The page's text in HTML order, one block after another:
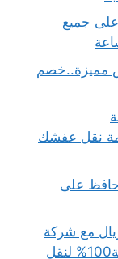
على جميع
مميزة..خصم
نقل عفشك
على
نقل عفش غرب الرياض خصم150ريال مع شركة
نقل عفش في غرب الرياض..حلولًا فعالة100% لنقل